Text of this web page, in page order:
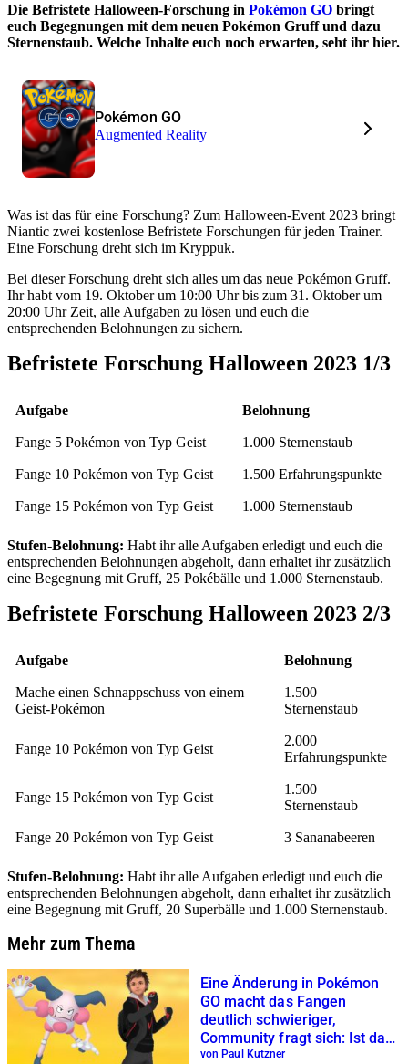
Die Befristete Halloween-Forschung in Pokémon GO bringt
euch Begegnungen mit dem neuen Pokémon Gruff und dazu
Sternenstaub. Welche Inhalte euch noch erwarten, seht ihr hier.
Pokémon GO
Augmented Reality
Was ist das für eine Forschung? Zum Halloween-Event 2023 bringt
Niantic zwei kostenlose Befristete Forschungen für jeden Trainer.
Eine Forschung dreht sich im Kryppuk.
Bei dieser Forschung dreht sich alles um das neue Pokémon Gruff.
Ihr habt vom 19. Oktober um 10:00 Uhr bis zum 31. Oktober um
20:00 Uhr Zeit, alle Aufgaben zu lösen und euch die
entsprechenden Belohnungen zu sichern.
Befristete Forschung Halloween 2023 1/3
Aufgabe Belohnung
Fange 5 Pokémon von Typ Geist 1.000 Sternenstaub
Fange 10 Pokémon von Typ Geist 1.500 Erfahrungspunkte
Fange 15 Pokémon von Typ Geist 1.000 Sternenstaub
Stufen-Belohnung: Habt ihr alle Aufgaben erledigt und euch die
entsprechenden Belohnungen abgeholt, dann erhaltet ihr zusätzlich
eine Begegnung mit Gruff, 25 Pokébälle und 1.000 Sternenstaub.
Befristete Forschung Halloween 2023 2/3
Aufgabe Belohnung
Mache einen Schnappschuss von einem
Geist-Pokémon
1.500
Sternenstaub
Fange 10 Pokémon von Typ Geist
2.000
Erfahrungspunkte
Fange 15 Pokémon von Typ Geist
1.500
Sternenstaub
Fange 20 Pokémon von Typ Geist 3 Sananabeeren
Stufen-Belohnung: Habt ihr alle Aufgaben erledigt und euch die
entsprechenden Belohnungen abgeholt, dann erhaltet ihr zusätzlich
eine Begegnung mit Gruff, 20 Superbälle und 1.000 Sternenstaub.
Mehr zum Thema
Eine Änderung in Pokémon
GO macht das Fangen
deutlich schwieriger,
Community fragt sich: Ist das
ein Bug oder Update?
von Paul Kutzner